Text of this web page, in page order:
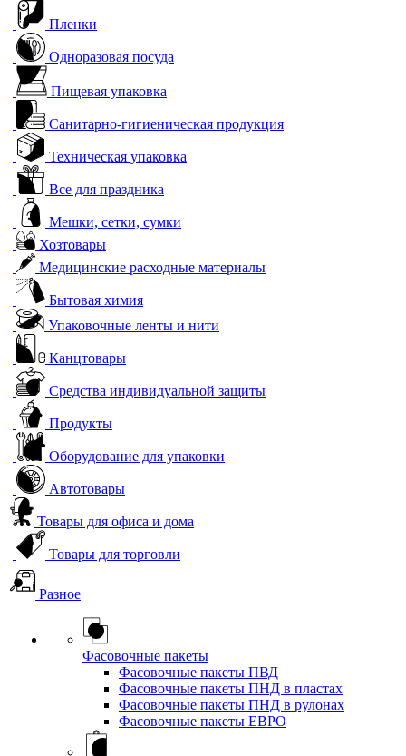
Пленки
Одноразовая посуда
Пищевая упаковка
Санитарно-гигиеническая продукция
Техническая упаковка
Все для праздника
Мешки, сетки, сумки
Хозтовары
Медицинские расходные материалы
Бытовая химия
Упаковочные ленты и нити
Канцтовары
Средства индивидуальной защиты
Продукты
Оборудование для упаковки
Автотовары
Товары для офиса и дома
Товары для торговли
Разное
Фасовочные пакеты
Фасовочные пакеты ПВД
Фасовочные пакеты ПНД в пластах
Фасовочные пакеты ПНД в рулонах
Фасовочные пакеты ЕВРО